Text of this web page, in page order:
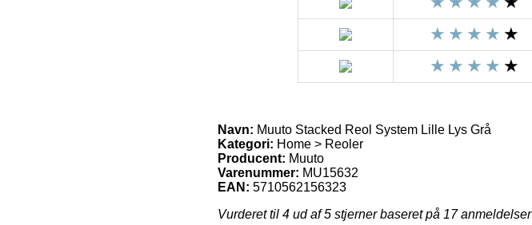
Navn: Muuto Stacked Reol System Lille Lys Grå
Kategori: Home > Reoler
Producent: Muuto
Varenummer: MU15632
EAN: 5710562156323
Vurderet til 4 ud af 5 stjerner baseret på 17anmeldelser